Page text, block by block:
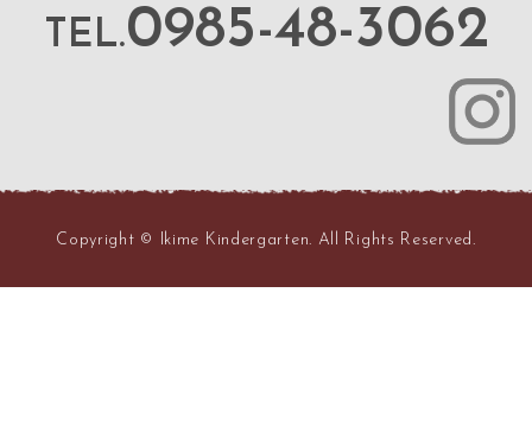
TEL.0985-48-3062
Copyright © Ikime Kindergarten. All Rights Reserved.